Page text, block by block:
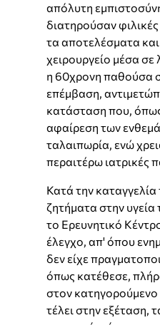
απόλυτη
διατηρούσαν
τα αποτελέσματα
χειρουργείο μέσα σε
η 60χρονη παθούσα
επέμβαση,
κατάσταση που,
αφαίρεση των
ταλαιπωρία, ενώ
περαιτέρω ιατρικές
Κατά την
ζητήματα στην υγεία
το Ερευνητικό
έλεγχο, απ' όπου
δεν είχε
όπως κατέθεσε,
στον
τέλει στην εξέταση,